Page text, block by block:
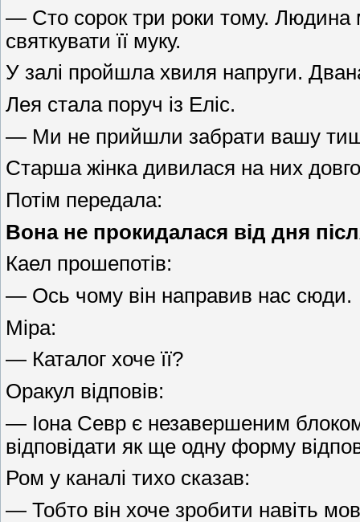
— Сто сорок три роки тому. Людина
святкувати її муку.
У залі пройшла хвиля напруги.
Лея стала поруч із Еліс.
— Ми не прийшли забрати вашу
Старша жінка дивилася на них
Потім передала:
Вона не прокидалася від дня
Каел прошепотів:
— Ось чому він направив нас сюди.
Міра:
— Каталог хоче її?
Оракул відповів:
— Іона Севр є незавершеним блоком
відповідати як ще одну форму
Ром у каналі тихо сказав:
— Тобто він хоче зробити навіть